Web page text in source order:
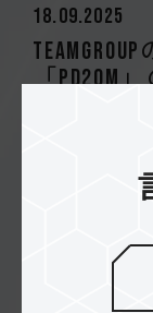
18.09.2025
「PD20M